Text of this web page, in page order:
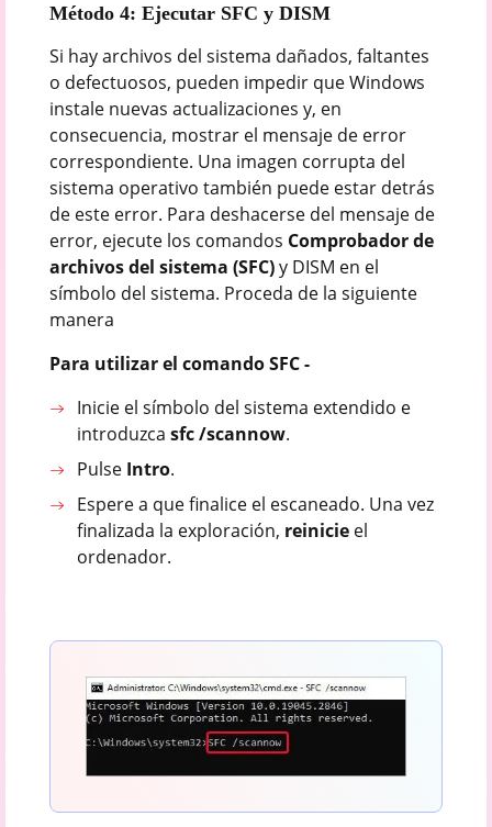
Método 4: Ejecutar SFC y DISM
Si hay archivos del sistema dañados, faltantes
o defectuosos, pueden impedir que Windows
instale nuevas actualizaciones y, en
consecuencia, mostrar el mensaje de error
correspondiente. Una imagen corrupta del
sistema operativo también puede estar detrás
de este error. Para deshacerse del mensaje de
error, ejecute los comandos Comprobador de
archivos del sistema (SFC)y DISM en el
símbolo del sistema. Proceda de la siguiente
manera
Para utilizar el comando SFC -
Inicie el símbolo del sistema extendido e
introduzcasfc /scannow.
Pulse Intro.
Espere a que finalice el escaneado. Una vez
finalizada la exploración, reinicie el
ordenador.